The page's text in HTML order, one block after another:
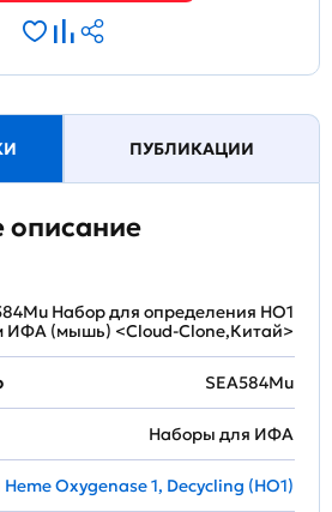
ПУБЛИКАЦИИ
описание
Набор для определения HO1
ИФА (мышь) <Cloud-Clone,Китай>
SEA584Mu
Наборы для ИФА
Heme Oxygenase 1, Decycling (HO1)